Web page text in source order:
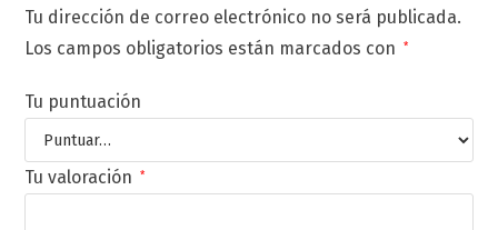
Tu dirección de correo electrónico no será publicada.
Los campos obligatorios están marcados con
*
Tu puntuación
Tu valoración *